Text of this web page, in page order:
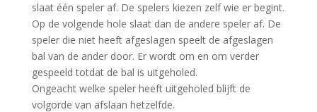
slaat één speler af. De spelers kiezen zelf wie er begint.
Op de volgende hole slaat dan de andere speler af. De
speler die niet heeft afgeslagen speelt de afgeslagen
bal van de ander door. Er wordt om en om verder
gespeeld totdat de bal is uitgeholed.
Ongeacht welke speler heeft uitgeholed blijft de
volgorde van afslaan hetzelfde.